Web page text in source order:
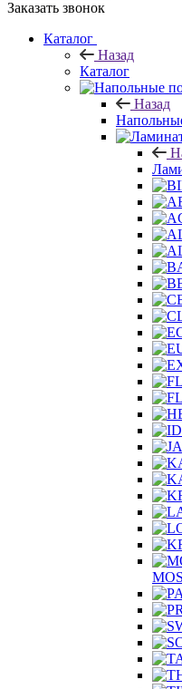
Заказать звонок
Каталог
Назад
Каталог
Назад